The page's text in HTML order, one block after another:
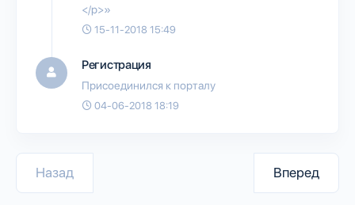
</p>»
15-11-2018 15:49
Регистрация
Присоединился к порталу
04-06-2018 18:19
Назад Вперед